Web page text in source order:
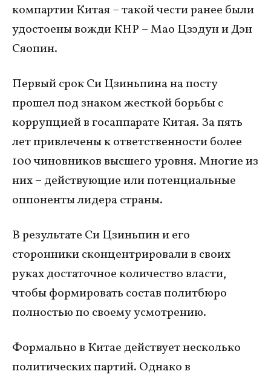
компартии Китая – такой чести ранее были
удостоены вожди КНР – Мао Цзэдун и Дэн
Сяопин.
Первый срок Си Цзиньпина на посту
прошел под знаком жесткой борьбы с
коррупцией в госаппарате Китая. За пять
лет привлечены к ответственности более
100 чиновников высшего уровня. Многие из
них – действующие или потенциальные
оппоненты лидера страны.
В результате Си Цзиньпин и его
сторонники сконцентрировали в своих
руках достаточное количество власти,
чтобы формировать состав политбюро
полностью по своему усмотрению.
Формально в Китае действует несколько
политических партий. Однако в